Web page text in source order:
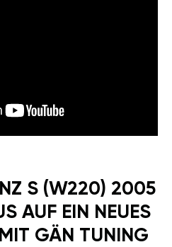
S (W220) 2005
AUF EIN NEUES
GÄN TUNING